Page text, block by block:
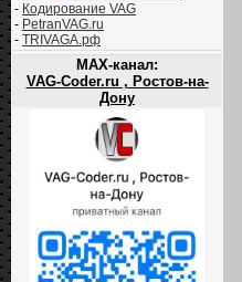
- Кодирование VAG
- PetranVAG.ru
- TRIVAGA.рф
MAX-канал:
VAG-Coder.ru , Ростов-на-
Дону